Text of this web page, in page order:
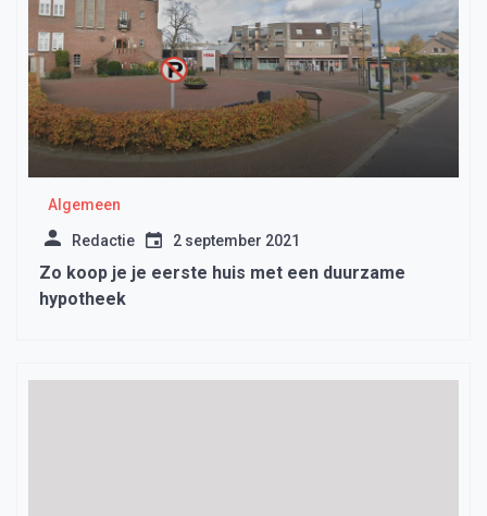
Algemeen
Redactie 2 september 2021
Zo koop je je eerste huis met een duurzame
hypotheek